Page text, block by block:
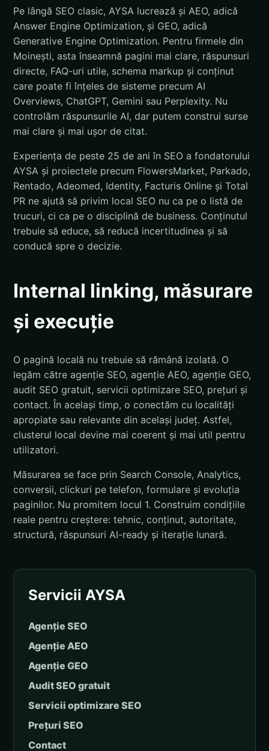
Pe lângă SEO clasic, AYSA lucrează și AEO, adică
Answer Engine Optimization, și GEO, adică
Generative Engine Optimization. Pentru firmele din
Moinești, asta înseamnă pagini mai clare, răspunsuri
directe, FAQ-uri utile, schema markup și conținut
care poate fi înțeles de sisteme precum AI
Overviews, ChatGPT, Gemini sau Perplexity. Nu
controlăm răspunsurile AI, dar putem construi surse
mai clare și mai ușor de citat.
Experiența de peste 25 de ani în SEO a fondatorului
AYSA și proiectele precum FlowersMarket, Parkado,
Rentado, Adeomed, Identity, Facturis Online și Total
PR ne ajută să privim local SEO nu ca pe o listă de
trucuri, ci ca pe o disciplină de business. Conținutul
trebuie să educe, să reducă incertitudinea și să
conducă spre o decizie.
Internal linking, măsurare
și execuție
O pagină locală nu trebuie să rămână izolată. O
legăm către agenție SEO, agenție AEO, agenție GEO,
audit SEO gratuit, servicii optimizare SEO, prețuri și
contact. În același timp, o conectăm cu localități
apropiate sau relevante din același județ. Astfel,
clusterul local devine mai coerent și mai util pentru
utilizatori.
Măsurarea se face prin Search Console, Analytics,
conversii, clickuri pe telefon, formulare și evoluția
paginilor. Nu promitem locul 1. Construim condițiile
reale pentru creștere: tehnic, conținut, autoritate,
structură, răspunsuri AI-ready și iterație lunară.
Servicii AYSA
Agenție SEO
Agenție AEO
Agenție GEO
Audit SEO gratuit
Servicii optimizare SEO
Prețuri SEO
Contact